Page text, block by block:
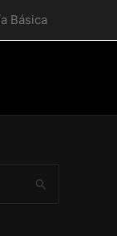
Básica